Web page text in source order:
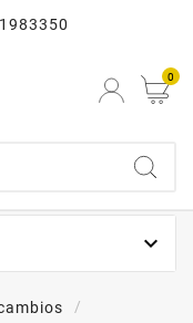
0
